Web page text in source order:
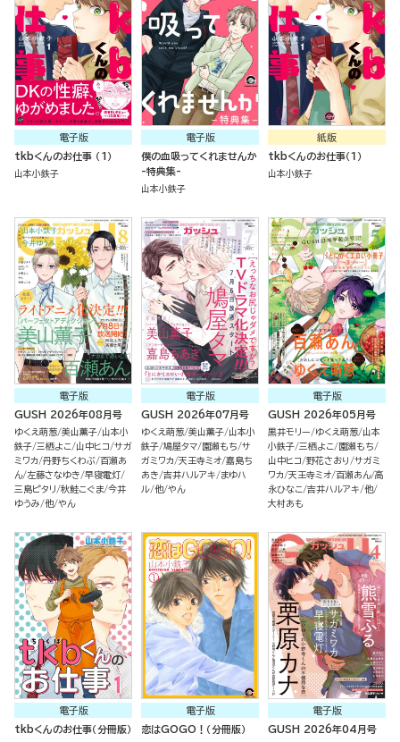
電子版
tkbくんのお仕事 （1）
山本小鉄子
電子版
僕の血吸ってくれませんか
-特典集-
山本小鉄子
紙版
tkbくんのお仕事（１）
山本小鉄子
電子版
GUSH 2026年08月号
ゆくえ萌葱 美山薫子 山本小
鉄子 三栖よこ 山中ヒコ サガ
ミワカ 丹野ちくわぶ 百瀬あ
ん 左藤さなゆき 早寝電灯
三島ピタリ
秋鮭こぐま 今井
ゆうみ 他 やん
電子版
GUSH 2026年07月号
ゆくえ萌葱 美山薫子 山本小
鉄子 鳩屋タマ 園瀬もち サ
ガミワカ 天王寺ミオ 嘉島ち
あき 吉井ハルアキ
まゆハ
ル 他 やん
電子版
GUSH 2026年05月号
黒井モリー ゆくえ萌葱 山本
小鉄子 三栖よこ
園瀬もち
山中ヒコ 野花さおり
サガミ
ワカ 天王寺ミオ 百瀬あん 高
永ひなこ 吉井ハルアキ 他
大村あも
電子版
tkbくんのお仕事（分冊版）
電子版
恋はGOGO！（分冊版）
電子版
GUSH 2026年04月号